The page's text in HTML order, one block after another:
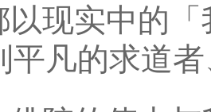
以现实中的
平凡的求道